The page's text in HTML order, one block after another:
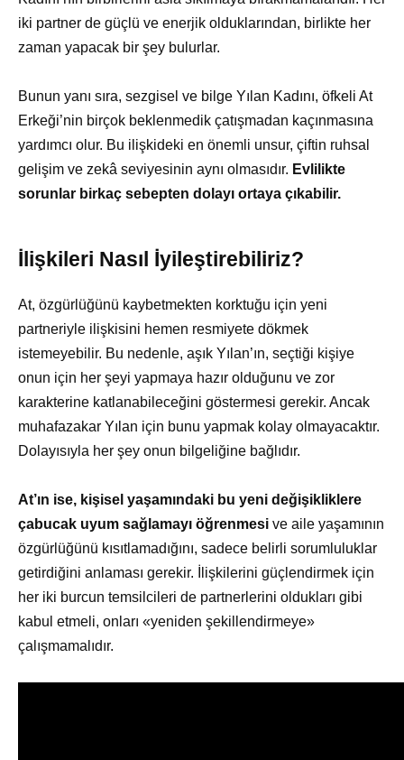
iki partner de güçlü ve enerjik olduklarından, birlikte her
zaman yapacak bir şey bulurlar.
Bunun yanı sıra, sezgisel ve bilge Yılan Kadını, öfkeli At
Erkeği’nin birçok beklenmedik çatışmadan kaçınmasına
yardımcı olur. Bu ilişkideki en önemli unsur, çiftin ruhsal
gelişim ve zekâ seviyesinin aynı olmasıdır. Evlilikte
sorunlar birkaç sebepten dolayı ortaya çıkabilir.
İlişkileri Nasıl İyileştirebiliriz?
At, özgürlüğünü kaybetmekten korktuğu için yeni
partneriyle ilişkisini hemen resmiyete dökmek
istemeyebilir. Bu nedenle, aşık Yılan’ın, seçtiği kişiye
onun için her şeyi yapmaya hazır olduğunu ve zor
karakterine katlanabileceğini göstermesi gerekir. Ancak
muhafazakar Yılan için bunu yapmak kolay olmayacaktır.
Dolayısıyla her şey onun bilgeliğine bağlıdır.
At’ın ise, kişisel yaşamındaki bu yeni değişikliklere
çabucak uyum sağlamayı öğrenmesi ve aile yaşamının
özgürlüğünü kısıtlamadığını, sadece belirli sorumluluklar
getirdiğini anlaması gerekir. İlişkilerini güçlendirmek için
her iki burcun temsilcileri de partnerlerini oldukları gibi
kabul etmeli, onları «yeniden şekillendirmeye»
çalışmamalıdır.